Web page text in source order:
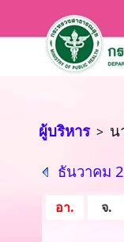
ผู้บริหาร> น
ธันวาคม
อา. จ.